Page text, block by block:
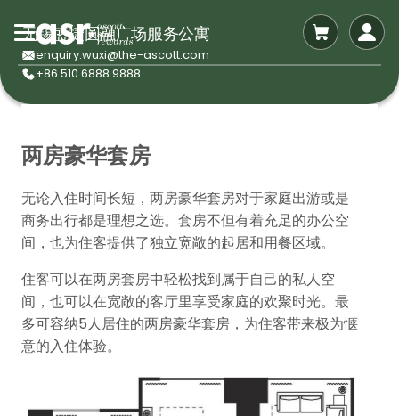
无锡盛捷圆融广场服务公寓
enquiry.wuxi@the-ascott.com
+86 510 6888 9888
两房豪华套房
无论入住时间长短，两房豪华套房对于家庭出游或是
商务出行都是理想之选。套房不但有着充足的办公空
间，也为住客提供了独立宽敞的起居和用餐区域。
住客可以在两房套房中轻松找到属于自己的私人空
间，也可以在宽敞的客厅里享受家庭的欢聚时光。最
多可容纳5人居住的两房豪华套房，为住客带来极为惬
意的入住体验。